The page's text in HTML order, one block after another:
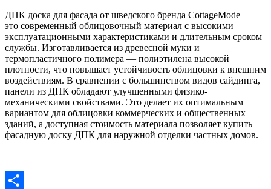
ДПК доска для фасада от шведского бренда CottageMode —
это современный облицовочный материал с высокими
эксплуатационными характеристиками и длительным сроком
службы. Изготавливается из древесной муки и
термопластичного полимера — полиэтилена высокой
плотности, что повышает устойчивость облицовки к внешним
воздействиям. В сравнении с большинством видов сайдинга,
панели из ДПК обладают улучшенными физико-
механическими свойствами. Это делает их оптимальным
вариантом для облицовки коммерческих и общественных
зданий, а доступная стоимость материала позволяет купить
фасадную доску ДПК для наружной отделки частных домов.